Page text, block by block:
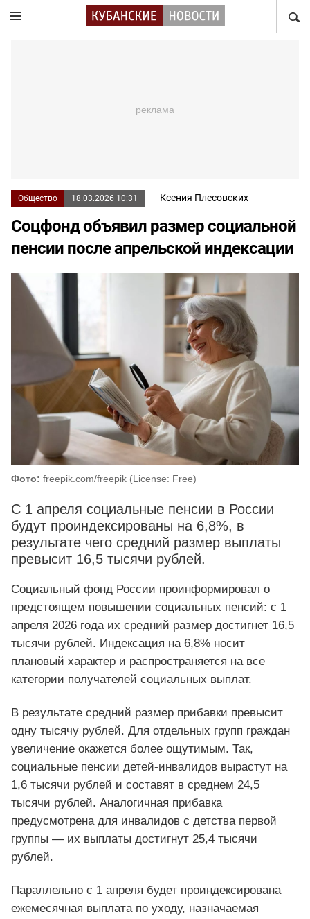
Общество 18.03.2026 10:31 Ксения Плесовских
Соцфонд объявил размер социальной
пенсии после апрельской индексации
Фото: freepik.com/freepik (License: Free)
С 1 апреля социальные пенсии в России
будут проиндексированы на 6,8%, в
результате чего средний размер выплаты
превысит 16,5 тысячи рублей.
Социальный фонд России проинформировал о
предстоящем повышении социальных пенсий: с 1
апреля 2026 года их средний размер достигнет 16,5
тысячи рублей. Индексация на 6,8% носит
плановый характер и распространяется на все
категории получателей социальных выплат.
В результате средний размер прибавки превысит
одну тысячу рублей. Для отдельных групп граждан
увеличение окажется более ощутимым. Так,
социальные пенсии детей-инвалидов вырастут на
1,6 тысячи рублей и составят в среднем 24,5
тысячи рублей. Аналогичная прибавка
предусмотрена для инвалидов с детства первой
группы — их выплаты достигнут 25,4 тысячи
рублей.
Параллельно с 1 апреля будет проиндексирована
ежемесячная выплата по уходу, назначаемая